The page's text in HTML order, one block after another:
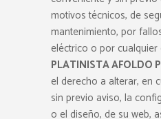
motivos técnicos, de
mantenimiento, por
eléctrico o por cualquier
PLATINISTA AFOLDO
el derecho a alterar, en
sin previo aviso, la
o el diseño, de su web,